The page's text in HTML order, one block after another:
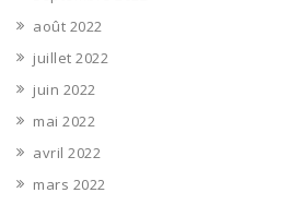
août 2022
juillet 2022
juin 2022
mai 2022
avril 2022
mars 2022